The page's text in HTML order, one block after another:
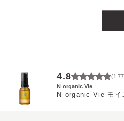
4.8 (
N organic Vie
N organic Vie モイ